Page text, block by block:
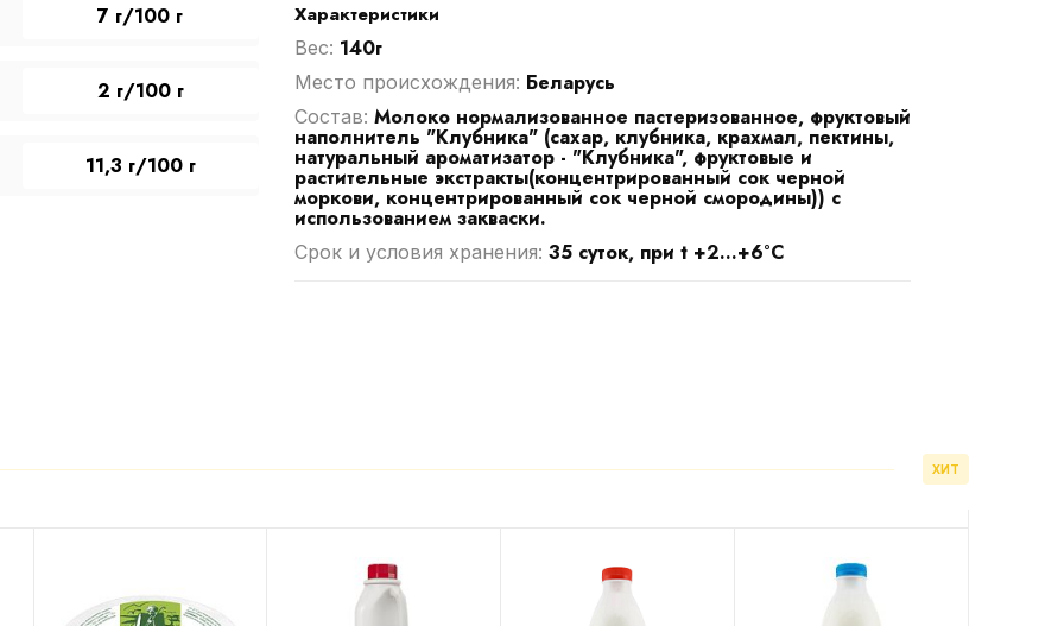
7 г/100 г
2 г/100 г
11,3 г/100 г
Характеристики
Вес: 140г
Место происхождения: Беларусь
Cостав: Молоко нормализованное пастеризованное, фруктовый
наполнитель "Клубника" (сахар, клубника, крахмал, пектины,
натуральный ароматизатор - "Клубника", фруктовые и
растительные экстракты(концентрированный сок черной
моркови, концентрированный сок черной смородины)) с
использованием закваски.
Срок и условия хранения: 35 суток, при t +2...+6°С
ХИТ